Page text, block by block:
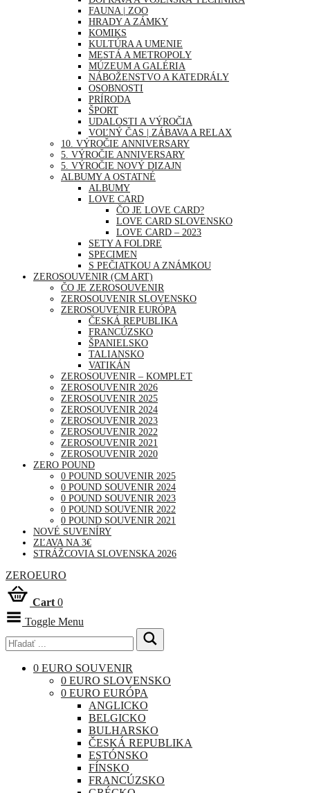
FAUNA | ZOO
HRADY A ZÁMKY
KOMIKS
KULTÚRA A UMENIE
MESTÁ A METROPOLY
MÚZEUM A GALÉRIA
NÁBOŽENSTVO A KATEDRÁLY
OSOBNOSTI
PRÍRODA
ŠPORT
UDALOSTI A VÝROČIA
VOĽNÝ ČAS | ZÁBAVA A RELAX
10. VÝROČIE ANNIVERSARY
5. VÝROČIE ANNIVERSARY
5. VÝROČIE NOVÝ DIZAJN
ALBUMY A OSTATNÉ
ALBUMY
LOVE CARD
ČO JE LOVE CARD?
LOVE CARD SLOVENSKO
LOVE CARD – 2023
SETY A FOLDRE
SPECIMEN
S PEČIATKOU A ZNÁMKOU
ZEROSOUVENIR (CM ART)
ČO JE ZEROSOUVENIR
ZEROSOUVENIR SLOVENSKO
ZEROSOUVENIR EURÓPA
ČESKÁ REPUBLIKA
FRANCÚZSKO
ŠPANIELSKO
TALIANSKO
VATIKÁN
ZEROSOUVENIR – KOMPLET
ZEROSOUVENIR 2026
ZEROSOUVENIR 2025
ZEROSOUVENIR 2024
ZEROSOUVENIR 2023
ZEROSOUVENIR 2022
ZEROSOUVENIR 2021
ZEROSOUVENIR 2020
ZERO POUND
0 POUND SOUVENIR 2025
0 POUND SOUVENIR 2024
0 POUND SOUVENIR 2023
0 POUND SOUVENIR 2022
0 POUND SOUVENIR 2021
NOVÉ SUVENÍRY
ZĽAVA NA 3€
STRÁŽCOVIA SLOVENSKA 2026
ZEROEURO
Cart 0
Toggle Menu
0 EURO SOUVENIR
0 EURO SLOVENSKO
0 EURO EURÓPA
ANGLICKO
BELGICKO
BULHARSKO
ČESKÁ REPUBLIKA
ESTÓNSKO
FÍNSKO
FRANCÚZSKO